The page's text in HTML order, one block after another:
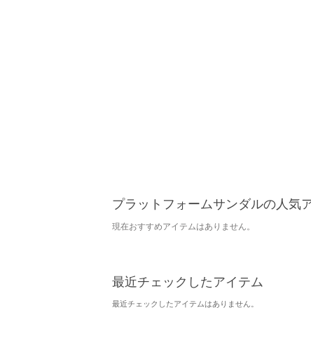
プラットフォームサンダルの人気
現在おすすめアイテムはありません。
最近チェックしたアイテム
最近チェックしたアイテムはありません。